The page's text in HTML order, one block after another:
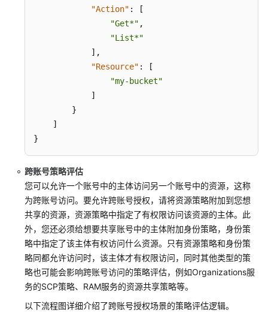
"Action" :
[
"Get*" ,
"List*"
] ,
"Resource" :
[
"my-bucket"
]
}
]
}
跨账号策略评估
您可以允许一个账号中的主体访问另一个账号中的资源，这称
为跨账号访问。要允许跨账号授权，请将资源策略附加到您想
共享的资源，资源策略中指定了有权限访问该资源的主体。此
外，您还必须给想要共享账号中的主体附加身份策略，身份策
略中指定了该主体有权访问什么资源。只有资源策略和身份策
略同都允许访问时，该主体才有权限访问，同时其他类型的策
略也可能会影响跨账号访问的策略评估，例如Organizations服
务的SCP策略、RAM服务的资源共享策略等。
以下流程图详细介绍了跨账号授权场景的策略评估逻辑。